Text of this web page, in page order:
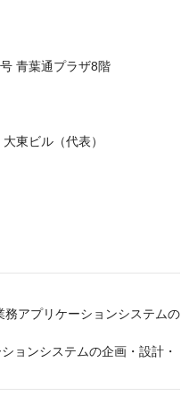
青葉通プラザ8階
東ビル（代表）
アプリケーションシステムの
ョンシステムの企画・設計・